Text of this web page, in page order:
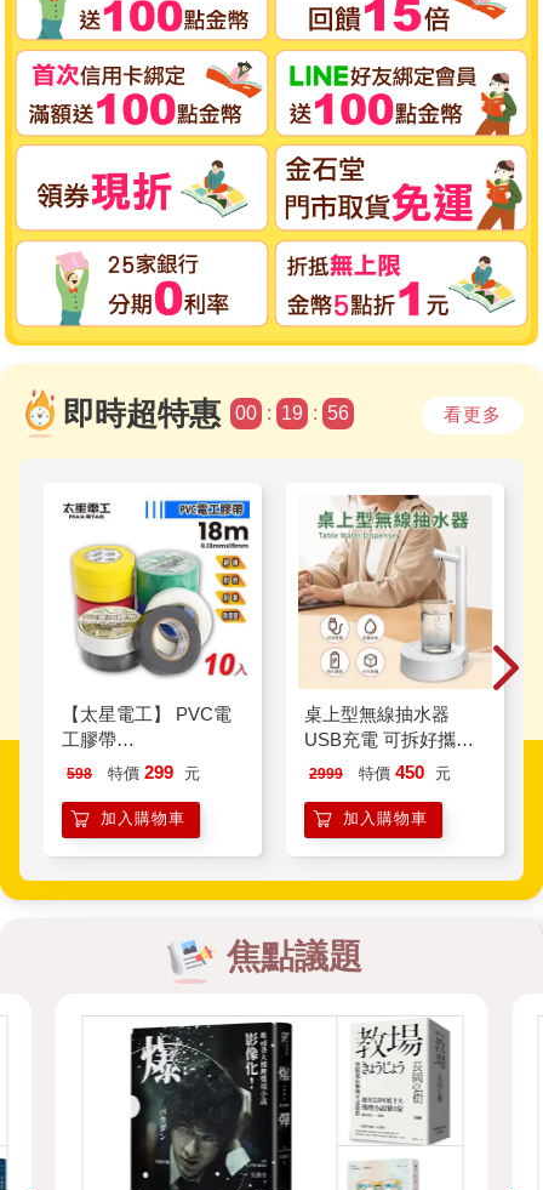
即時超特惠 00 : 19 : 54 看更多
【太星電工】 PVC電
工膠帶
0.13mmX19mmX18
電壓(10入)
598 特價 299 元
加入購物車
桌上型無線抽水器
USB充電 可拆好攜帶
智慧型電動抽水機
2999 特價 450 元
加入購物車
焦點議題